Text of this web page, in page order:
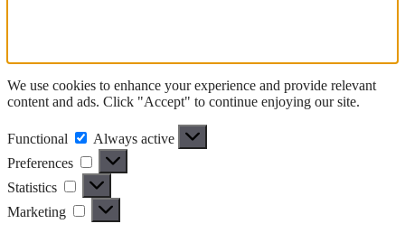
We use cookies to enhance your experience and provide relevant
content and ads. Click "Accept" to continue enjoying our site.
Functional Functional
Always active
Preferences
Preferences
Statistics Statistics
Marketing Marketing